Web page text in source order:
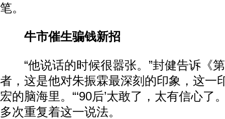
笔。
牛市催生骗钱新招
“他说话的时候很嚣张。”封健告诉《
者，这是他对朱振霖最深刻的印象，这一
宏的脑海里。“‘90后’太敢了，太有信心了
多次重复着这一说法。